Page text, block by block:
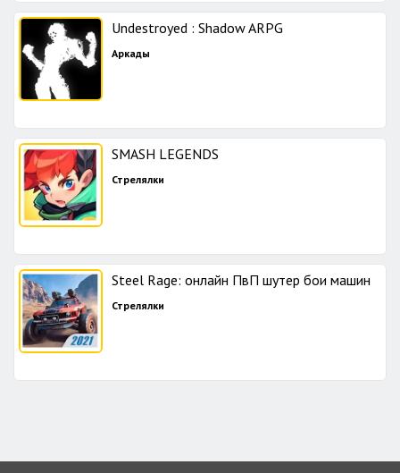
Undestroyed : Shadow ARPG
Аркады
SMASH LEGENDS
Стрелялки
Steel Rage: онлайн ПвП шутер бои машин
Стрелялки